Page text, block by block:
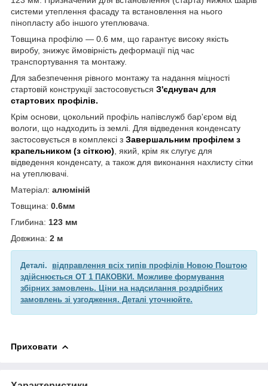
системи утеплення фасаду та встановлення на нього
пінопласту або іншого утеплювача.
Товщина профілю — 0.6 мм, що гарантує високу якість
виробу, знижує ймовірність деформації під час
транспортування та монтажу.
Для забезпечення рівного монтажу та надання міцності
стартовій конструкції застосовується З'єднувач для
стартових профілів.
Крім основи, цокольний профіль напівслужб бар'єром від
вологи, що надходить із землі. Для відведення конденсату
застосовується в комплексі з Завершальним профілем з
крапельником (з сіткою) , який, крім як слугує для
відведення конденсату, а також для виконання нахлисту сітки
на утеплювачі.
Матеріал: алюміній
Товщина: 0.6мм
Глибина: 123 мм
Довжина: 2 м
Деталі.
відправлення всіх типів профілів Новою Поштою
здійснюється ОТ 1 ПАКОВКИ. Можливе формування
збірних замовлень. Ціни на надсилання роздрібних
замовлень зі узгодження. Деталі уточнюйте.
Приховати